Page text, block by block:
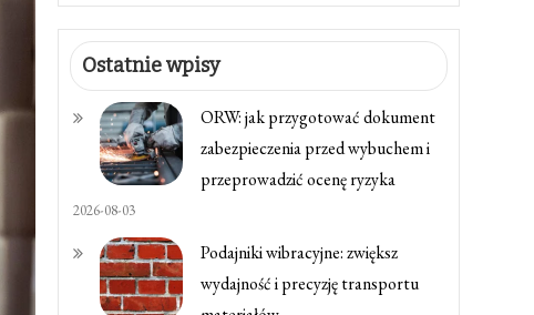
Ostatnie wpisy
ORW: jak przygotować dokument
zabezpieczenia przed wybuchem i
przeprowadzić ocenę ryzyka
2026-08-03
Podajniki wibracyjne: zwiększ
wydajność i precyzję transportu